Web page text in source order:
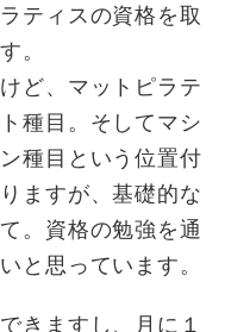
ティスの資格を取
。
ど、マットピラテ
種目。そしてマシ
種目という位置付
ますが、基礎的な
。資格の勉強を通
と思っています。
きますし、月に１